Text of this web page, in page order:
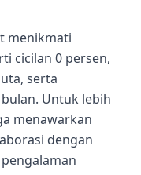
menikmati
cicilan 0 persen,
serta
Untuk lebih
menawarkan
dengan